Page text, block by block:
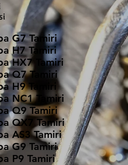
G7 Tamiri
H7 Tamiri
HX7 Tamiri
Q7 Tamiri
H9 Tamiri
NC1 Tamiri
Q9 Tamiri
QX7 Tamiri
AS3 Tamiri
G9 Tamiri
P9 Tamiri